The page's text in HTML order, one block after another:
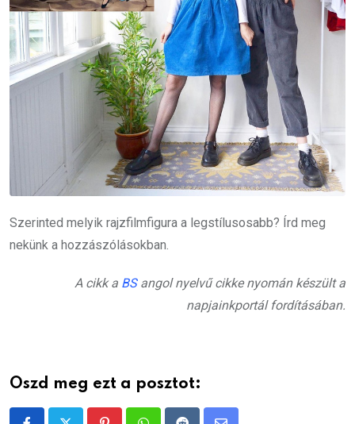
Szerinted melyik rajzfilmfigura a legstílusosabb? Írd meg
nekünk a hozzászólásokban.
A cikk a BSangol nyelvű cikke nyomán készült a
napjainkportál fordításában.
Oszd meg ezt a posztot: